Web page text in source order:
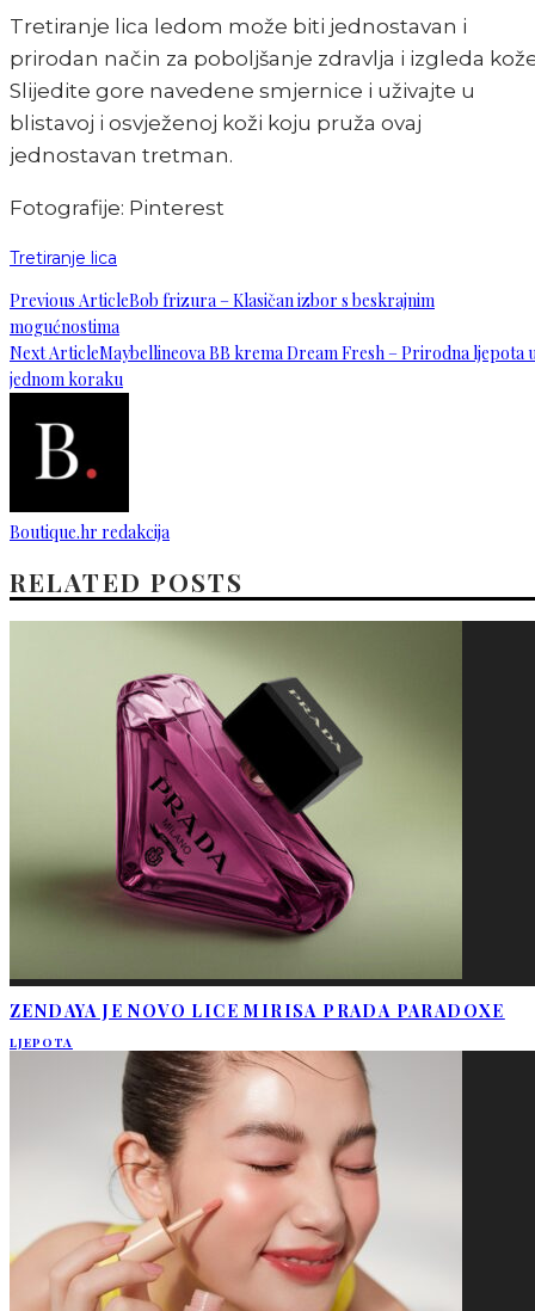
Tretiranje lica ledom može biti jednostavan i
prirodan način za poboljšanje zdravlja i izgleda
Slijedite gore navedene smjernice i uživajte u
blistavoj i osvježenoj koži koju pruža ovaj
jednostavan tretman.
Fotografije: Pinterest
Tretiranje lica
Previous ArticleBob frizura – Klasičan izbor s beskrajnim
mogućnostima
Next ArticleMaybellineova BB krema Dream Fresh – Prirodna ljepota
jednom koraku
Boutique.hr redakcija
RELATED POSTS
ZENDAYA JE NOVO LICE MIRISA PRADA PARADOXE
LJEPOTA